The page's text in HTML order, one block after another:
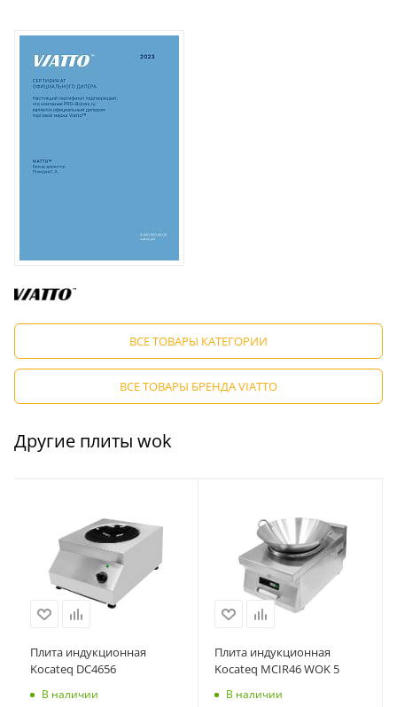
ВСЕ ТОВАРЫ КАТЕГОРИИ
ВСЕ ТОВАРЫ БРЕНДА VIATTO
Другие плиты wok
Плита индукционная
Kocateq DC4656
В наличии
Плита индукционная
Kocateq MCIR46 WOK 5
В наличии